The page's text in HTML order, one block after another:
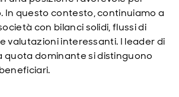
In questo contesto, continuiamo a
con bilanci solidi, flussi di
valutazioni interessanti. I leader di
quota dominante si distinguono